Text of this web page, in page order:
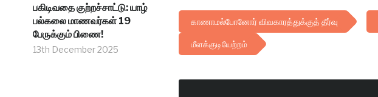
பகிடிவதை குற்றச்சாட்டு: யாழ்
பல்கலை மாணவர்கள் 19
பேருக்கும் பிணை!
13th December 2025
காணாமல்போனோர் விவகாரத்துக்குத் தீர்வு
மீளக்குடியேற்றம்